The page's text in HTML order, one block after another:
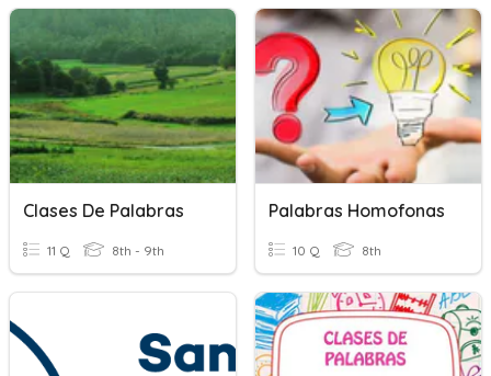
Clases De Palabras
11 Q 8th - 9th
Palabras Homofonas
10 Q 8th